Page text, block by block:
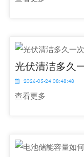
光伏清洁多久
2026-05-24 08:48:48
查看更多